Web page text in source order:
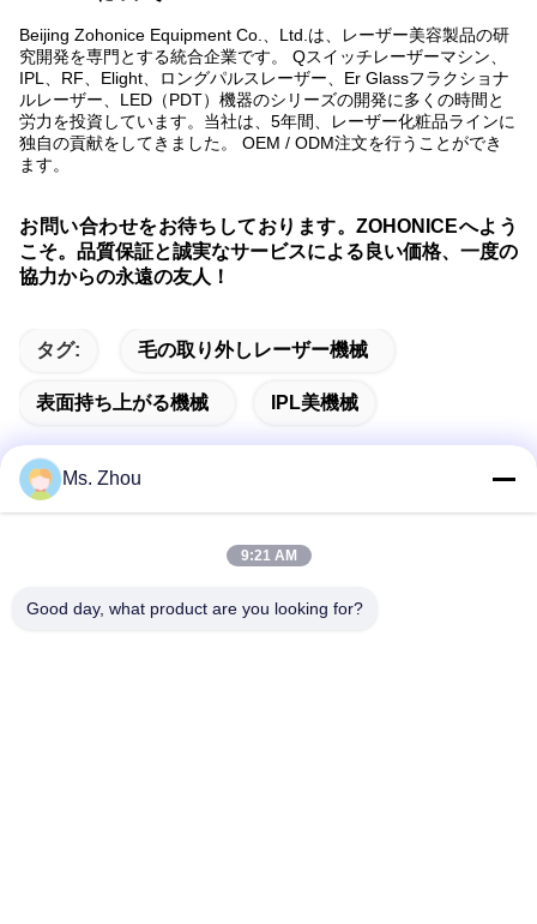
Beijing Zohonice Equipment Co.、Ltd.は、レーザー美容製品の研
究開発を専門とする統合企業です。 Qスイッチレーザーマシン、
IPL、RF、Elight、ロングパルスレーザー、Er Glassフラクショナ
ルレーザー、LED（PDT）機器のシリーズの開発に多くの時間と
労力を投資しています。当社は、5年間、レーザー化粧品ラインに
独自の貢献をしてきました。 OEM / ODM注文を行うことができ
ます。
お問い合わせをお待ちしております。ZOHONICEへよう
こそ。品質保証と誠実なサービスによる良い価格、一度の
協力からの永遠の友人！
タグ: 毛の取り外しレーザー機械
表面持ち上がる機械 IPL美機械
住所
Ms. Zhou
9:21 AM
Good day, what product are you looking for?